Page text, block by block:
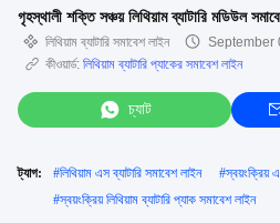
গৃহস্থালী শক্তি সঞ্চয় লিথিয়াম ব্যাটারি মডিউল
লিথিয়াম ব্যাটারি সমাবেশ লাইন
September
কীওয়ার্ড: লিথিয়াম ব্যাটারি প্যাকের সমাবেশ লাইন
চ্যাট
ট্যাগ: #লিথিয়াম এস ব্যাটারি সমাবেশ লাইন #স্বয়ংক্রিয়
#স্বয়ংক্রিয় লিথিয়াম ব্যাটারি প্যাক সমাবেশ লাইন